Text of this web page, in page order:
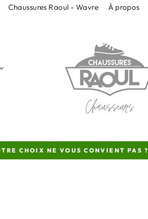
Chaussures Raoul - Wavre À propos
Diaporama
CHOIX NE VOUS CONVIENT PAS ?